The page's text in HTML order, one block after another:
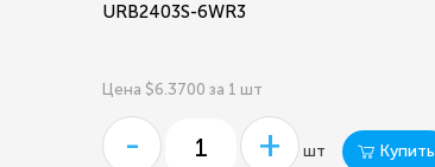
URB2403S-6WR3
Цена $6.3700 за 1 шт
- + шт Купить